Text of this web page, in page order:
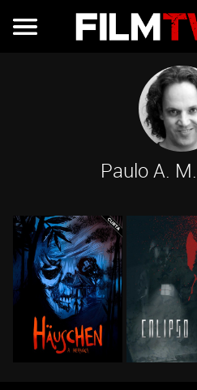
Paulo A.